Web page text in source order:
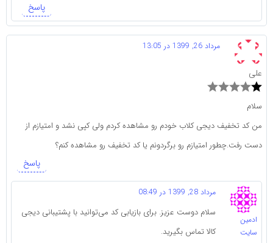
پاسخ
علی
مرداد 26, 1399 در 13:05
سلام
من کد تخفیف دیجی کلاب خودم رو مشاهده کردم ولی کپی نشد و امتیازم از
دست رفت.چطور امتیازم رو برگردونم یا کد تخفیف رو مشاهده کنم؟
پاسخ
ادمین
سایت
مرداد 28, 1399 در 08:49
سلام دوست عزیز. برای بازیابی کد می‌توانید با پشتیبانی دیجی
کالا تماس بگیرید.